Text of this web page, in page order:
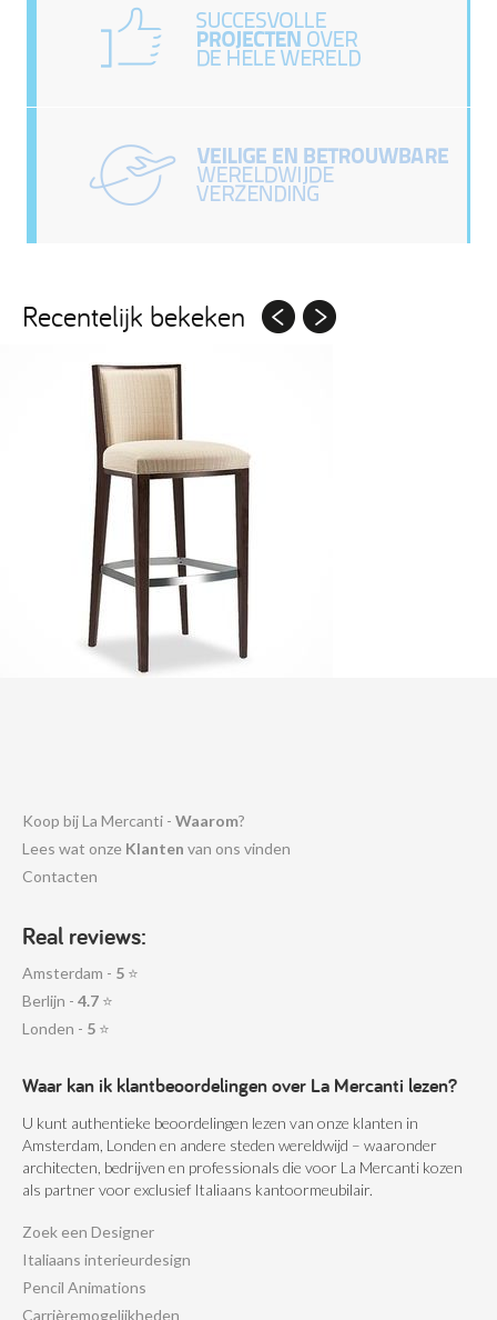
Recentelijk bekeken
Koop bij La Mercanti - Waarom?
Lees wat onze Klanten van ons vinden
Contacten
Real reviews:
Amsterdam - 5 ⭐
Berlijn - 4.7 ⭐
Londen - 5 ⭐
Waar kan ik klantbeoordelingen over La Mercanti lezen?
U kunt authentieke beoordelingen lezen van onze klanten in
Amsterdam, Londen en andere steden wereldwijd – waaronder
architecten, bedrijven en professionals die voor La Mercanti kozen
als partner voor exclusief Italiaans kantoormeubilair.
Zoek een Designer
Italiaans interieurdesign
Pencil Animations
Carrièremogelijkheden